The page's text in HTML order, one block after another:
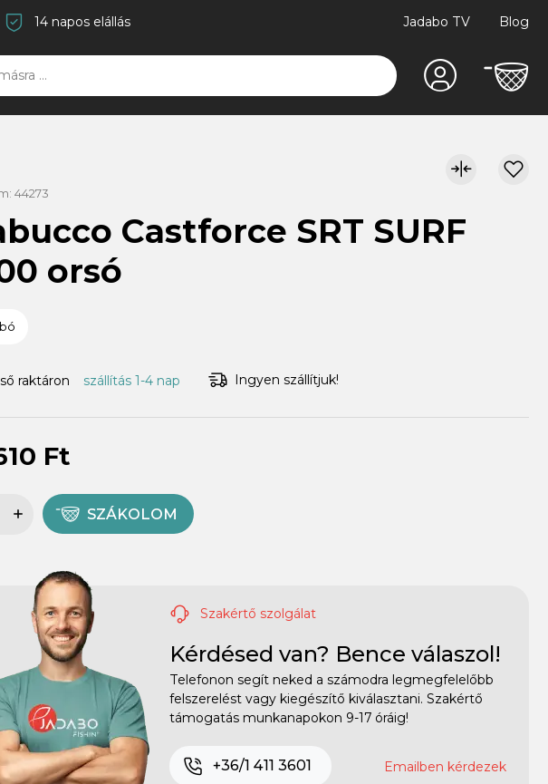
14 napos elállás Jadabo TV Blog
44273
Castforce SRT SURF
orsó
raktáron szállítás 1-4 nap Ingyen szállítjuk!
Ft
SZÁKOLOM
Szakértő szolgálat
Kérdésed van? Bence válaszol!
Telefonon segít neked a számodra legmegfelelőbb
felszerelést vagy kiegészítő kiválasztani. Szakértő
támogatás munkanapokon 9-17 óráig!
+36/1 411 3601 Emailben kérdezek